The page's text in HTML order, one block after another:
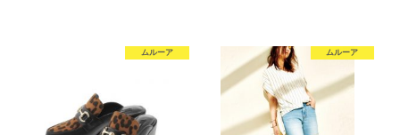
ムルーア ムルーア